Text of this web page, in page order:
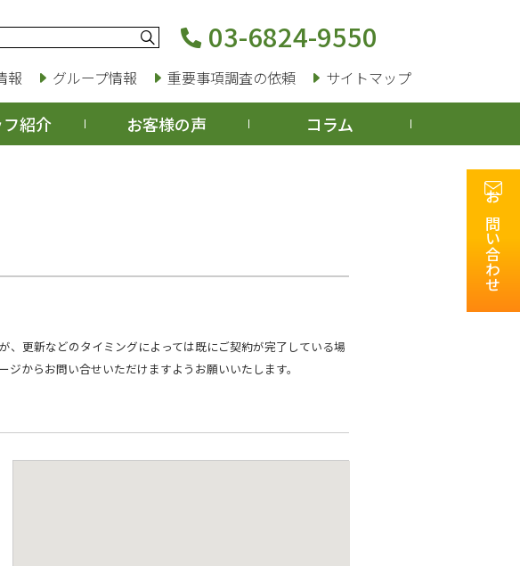
03-6824-9550
報 グループ情報 重要事項調査の依頼 サイトマップ
お問い合わせ
紹介 お客様の声 コラム
、更新などのタイミングによっては既にご契約が完了している場
からお問い合せいただけますようお願いいたします。